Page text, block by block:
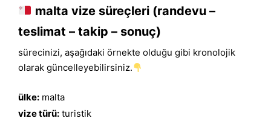
malta vize süreçleri (randevu –
teslimat – takip – sonuç)
sürecinizi, aşağıdaki örnekte olduğu gibi kronolojik
olarak güncelleyebilirsiniz.
ülke: malta
vize türü: turistik